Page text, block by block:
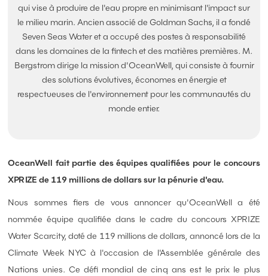
qui vise à produire de l'eau propre en minimisant l'impact sur
le milieu marin. Ancien associé de Goldman Sachs, il a fondé
Seven Seas Water et a occupé des postes à responsabilité
dans les domaines de la fintech et des matières premières. M.
Bergstrom dirige la mission d'OceanWell, qui consiste à fournir
des solutions évolutives, économes en énergie et
respectueuses de l'environnement pour les communautés du
monde entier.
OceanWell fait partie des équipes qualifiées pour le concours
XPRIZE de 119 millions de dollars sur la pénurie d'eau.
Nous sommes fiers de vous annoncer qu'OceanWell a été
nommée équipe qualifiée dans le cadre du concours XPRIZE
Water Scarcity, doté de 119 millions de dollars, annoncé lors de la
Climate Week NYC à l'occasion de l'Assemblée générale des
Nations unies. Ce défi mondial de cinq ans est le prix le plus